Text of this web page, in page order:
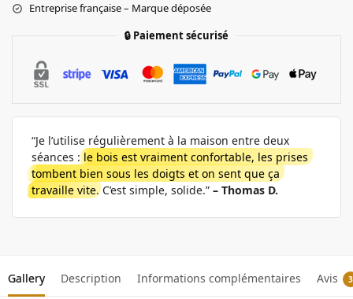
Entreprise française – Marque déposée
🔒 Paiement sécurisé
“Je l’utilise régulièrement à la maison entre deux
séances : le bois est vraiment confortable, les prises
tombent bien sous les doigts et on sent que ça
travaille vite. C’est simple, solide.” – Thomas D.
Gallery Description Informations complémentaires Avis 3